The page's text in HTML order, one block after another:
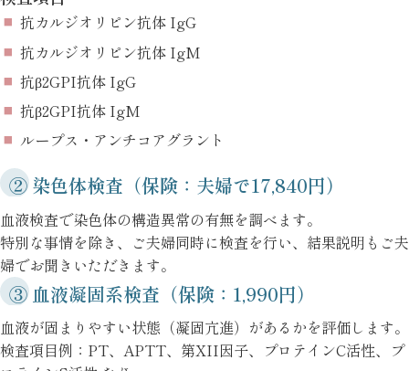
抗カルジオリピン抗体 IgG
抗カルジオリピン抗体 IgM
抗β2GPI抗体 IgG
抗β2GPI抗体 IgM
ループス・アンチコアグラント
② 染色体検査（保険：夫婦で17,840円）
血液検査で染色体の構造異常の有無を調べます。
特別な事情を除き、ご夫婦同時に検査を行い、結果説明もご夫
婦でお聞きいただきます。
③ 血液凝固系検査（保険：1,990円）
血液が固まりやすい状態（凝固亢進）があるかを評価します。
検査項目例： PT、APTT、第XII因子、プロテインC活性、プ